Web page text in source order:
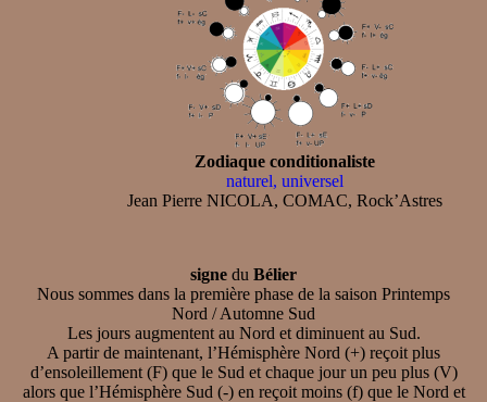
Zodiaque conditionaliste
naturel, universel
Jean Pierre NICOLA, COMAC, Rock’Astres
signe du Bélier
Nous sommes dans la première phase de la saison Printemps
Nord / Automne Sud
Les jours augmentent au Nord et diminuent au Sud.
A partir de maintenant, l’Hémisphère Nord (+) reçoit plus
d’ensoleillement (F) que le Sud et chaque jour un peu plus (V)
alors que l’Hémisphère Sud (-) en reçoit moins (f) que le Nord et